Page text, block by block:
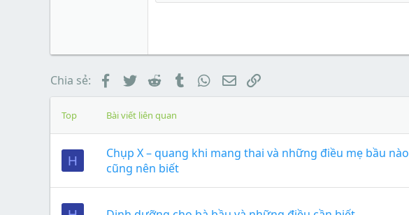
Chia sẻ: Facebook
TwitterReddit TumblrWhatsApp
EmailLink
Top Bài viết liên quan
H
Chụp X – quang khi mang thai và những điều mẹ bầu nào
cũng nên biết